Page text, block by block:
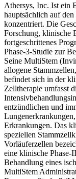
Athersys, Inc. Ist ein
hauptsächlich auf
konzentriert. Die
Forschung, klinische
fortgeschrittenes
Phase-3-Studie zur
Seine MultiStem
allogene
befindet sich in der
Zelltherapie umfasst
entzündlichen und
Erkrankungen. Das
speziellen
Vorläuferzellen
eine klinische
Behandlung eines
MultiStem